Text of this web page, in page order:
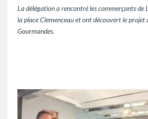
La délégation a rencontré les commerçants de
la place Clemenceau et ont découvert le projet
Gourmandes.